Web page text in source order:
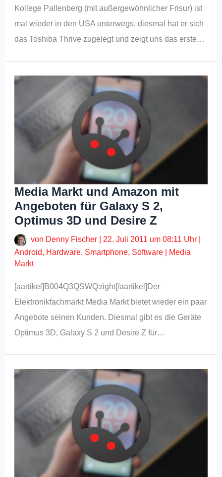
Kollege Pallenberg (mit außergewöhnlicher Frisur) ist
mal wieder in den USA unterwegs, diesmal hat er sich
das Toshiba Thrive zugelegt und zeigt uns das erste…
Media Markt und Amazon mit
Angeboten für Galaxy S 2,
Optimus 3D und Desire Z
von Denny Fischer 22. Juli 2011 um 08:11 Uhr
Android, Hardware, Smartphone, Software
Media
Markt
[aartikel]B004Q3QSWQ:right[/aartikel]Der
Elektronikfachmarkt Media Markt bietet wieder ein paar
Angebote seinen Kunden. Diesmal gibt es die Geräte
Optimus 3D, Galaxy S 2 und Desire Z für…